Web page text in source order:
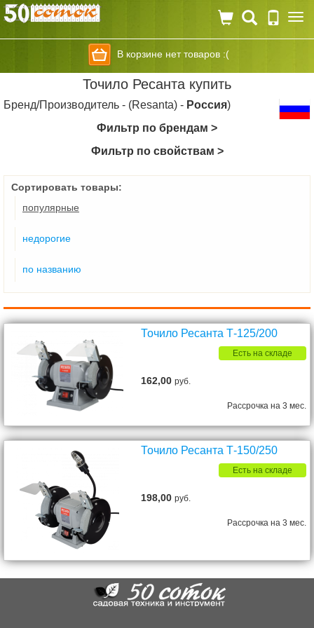
В корзине нет товаров :(
Точило Ресанта купить
Бренд/Производитель - (Resanta) - Россия)
Фильтр по брендам >
Фильтр по свойствам >
Сортировать товары:
популярные
недорогие
по названию
Точило Ресанта Т-125/200
Есть на складе
162,00руб.
Рассрочка на 3 мес.
Точило Ресанта Т-150/250
Есть на складе
198,00руб.
Рассрочка на 3 мес.